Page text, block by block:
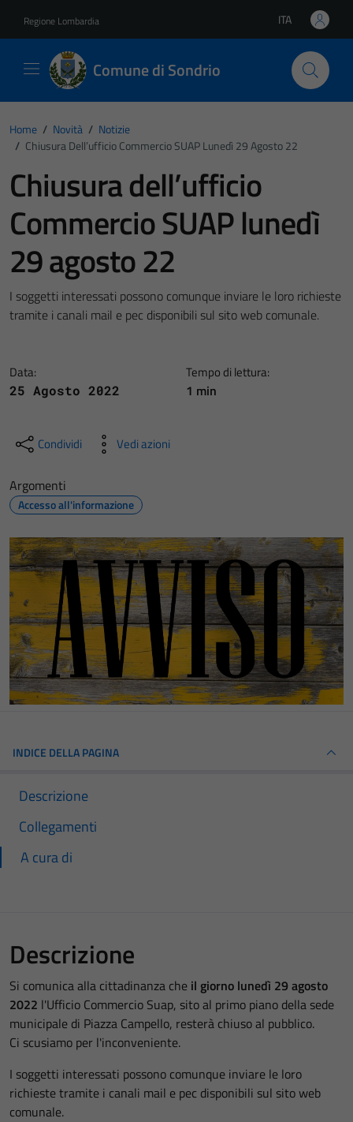
Regione Lombardia Lingua attiva:
ITA
Comune di Sondrio
Home / Novità / Notizie
/ Chiusura Dell’ufficio Commercio SUAP Lunedì 29 Agosto 22
Chiusura dell’ufficio
Commercio SUAP lunedì
29 agosto 22
I soggetti interessati possono comunque inviare le loro richieste
tramite i canali mail e pec disponibili sul sito web comunale.
Data:
25 Agosto 2022
Tempo di lettura:
1 min
Condividi Vedi azioni
Argomenti
Accesso all'informazione
INDICE DELLA PAGINA
Descrizione
Collegamenti
A cura di
Descrizione
Si comunica alla cittadinanza che il giorno lunedì 29 agosto
2022 l'Ufficio Commercio Suap, sito al primo piano della sede
municipale di Piazza Campello, resterà chiuso al pubblico.
Ci scusiamo per l'inconveniente.
I soggetti interessati possono comunque inviare le loro
richieste tramite i canali mail e pec disponibili sul sito web
comunale.